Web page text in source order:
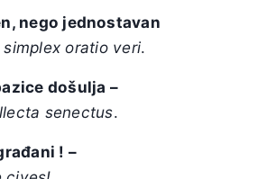
nego jednostavan
oratio veri.
došulja –
senectus.
! –